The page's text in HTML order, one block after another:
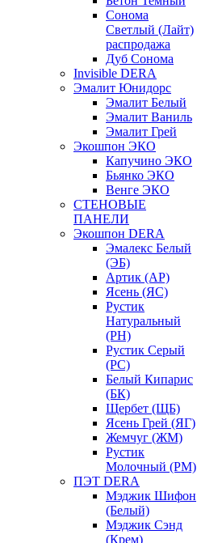
Сонома
Светлый (Лайт)
распродажа
Дуб Сонома
Invisible DERA
Эмалит Юнидорс
Эмалит Белый
Эмалит Ваниль
Эмалит Грей
Экошпон ЭКО
Капучино ЭКО
Бьянко ЭКО
Венге ЭКО
СТЕНОВЫЕ
ПАНЕЛИ
Экошпон DERA
Эмалекс Белый
(ЭБ)
Артик (АР)
Ясень (ЯС)
Рустик
Натуральный
(РН)
Рустик Серый
(РС)
Белый Кипарис
(БК)
Щербет (ЩБ)
Ясень Грей (ЯГ)
Жемчуг (ЖМ)
Рустик
Молочный (РМ)
ПЭТ DERA
Мэджик Шифон
(Белый)
Мэджик Сэнд
(Крем)